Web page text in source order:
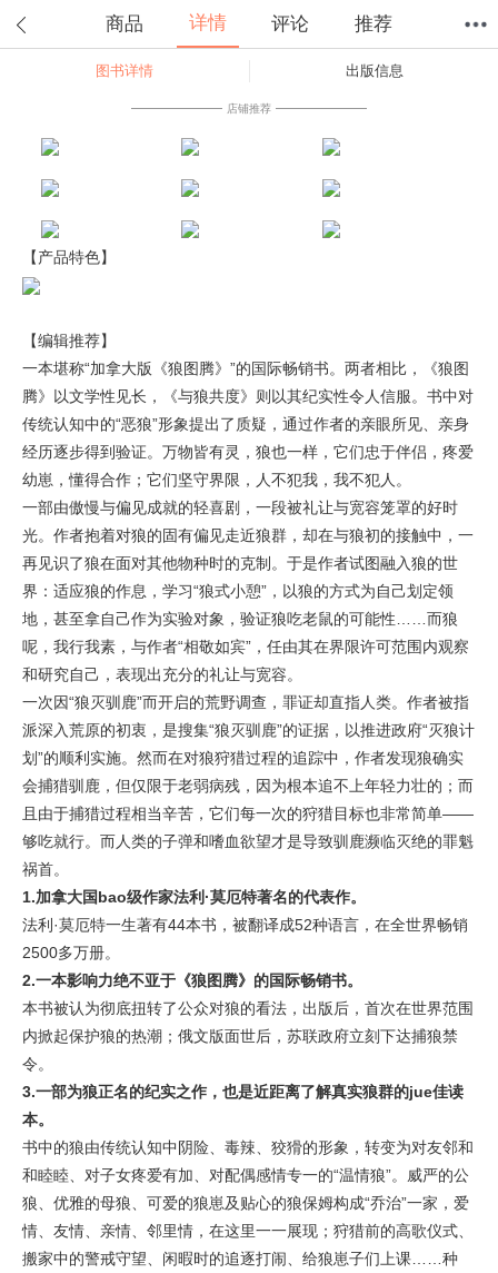
商品 详情 评论 推荐
图书详情 出版信息
店铺推荐
【产品特色】
【编辑推荐】
一本堪称“加拿大版《狼图腾》”的国际畅销书。两者相比，《狼图
腾》以文学性见长，《与狼共度》则以其纪实性令人信服。书中对
传统认知中的“恶狼”形象提出了质疑，通过作者的亲眼所见、亲身
经历逐步得到验证。万物皆有灵，狼也一样，它们忠于伴侣，疼爱
幼崽，懂得合作；它们坚守界限，人不犯我，我不犯人。
一部由傲慢与偏见成就的轻喜剧，一段被礼让与宽容笼罩的好时
光。作者抱着对狼的固有偏见走近狼群，却在与狼初的接触中，一
再见识了狼在面对其他物种时的克制。于是作者试图融入狼的世
界：适应狼的作息，学习“狼式小憩”，以狼的方式为自己划定领
地，甚至拿自己作为实验对象，验证狼吃老鼠的可能性……而狼
呢，我行我素，与作者“相敬如宾”，任由其在界限许可范围内观察
和研究自己，表现出充分的礼让与宽容。
一次因“狼灭驯鹿”而开启的荒野调查，罪证却直指人类。作者被指
派深入荒原的初衷，是搜集“狼灭驯鹿”的证据，以推进政府“灭狼计
划”的顺利实施。然而在对狼狩猎过程的追踪中，作者发现狼确实
会捕猎驯鹿，但仅限于老弱病残，因为根本追不上年轻力壮的；而
且由于捕猎过程相当辛苦，它们每一次的狩猎目标也非常简单——
够吃就行。而人类的子弹和嗜血欲望才是导致驯鹿濒临灭绝的罪魁
祸首。
1.加拿大国bao级作家法利·莫厄特著名的代表作。
法利·莫厄特一生著有44本书，被翻译成52种语言，在全世界畅销
2500多万册。
2.一本影响力绝不亚于《狼图腾》的国际畅销书。
本书被认为彻底扭转了公众对狼的看法，出版后，首次在世界范围
内掀起保护狼的热潮；俄文版面世后，苏联政府立刻下达捕狼禁
令。
3.一部为狼正名的纪实之作，也是近距离了解真实狼群的jue佳读
本。
书中的狼由传统认知中阴险、毒辣、狡猾的形象，转变为对友邻和
和睦睦、对子女疼爱有加、对配偶感情专一的“温情狼”。威严的公
狼、优雅的母狼、可爱的狼崽及贴心的狼保姆构成“乔治”一家，爱
情、友情、亲情、邻里情，在这里一一展现；狩猎前的高歌仪式、
搬家中的警戒守望、闲暇时的追逐打闹、给狼崽子们上课……种